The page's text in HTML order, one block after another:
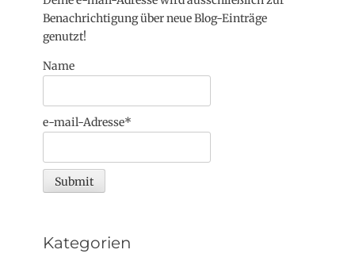
Benachrichtigung über neue Blog-Einträge
genutzt!
Name
e-mail-Adresse*
Kategorien